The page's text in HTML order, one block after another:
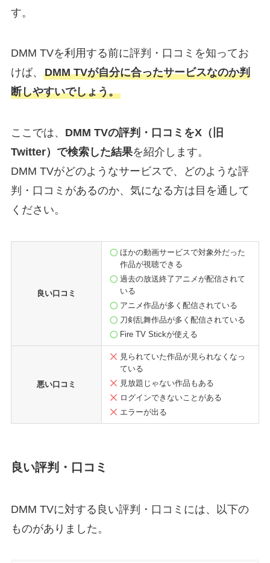
す。
DMM TVを利用する前に評判・口コミを知ってお
けば、 DMM TVが自分に合ったサービスなのか判
断しやすいでしょう。
ここでは、 DMM TVの評判・口コミをX（旧
Twitter）で検索した結果を紹介します。
DMM TVがどのようなサービスで、どのような評
判・口コミがあるのか、気になる方は目を通して
ください。
良い口コミ
ほかの動画サービスで対象外だった
作品が視聴できる
過去の放送終了アニメが配信されて
いる
アニメ作品が多く配信されている
刀剣乱舞作品が多く配信されている
Fire TV Stickが使える
悪い口コミ
見られていた作品が見られなくなっ
ている
見放題じゃない作品もある
ログインできないことがある
エラーが出る
良い評判・口コミ
DMM TVに対する良い評判・口コミには、以下の
ものがありました。